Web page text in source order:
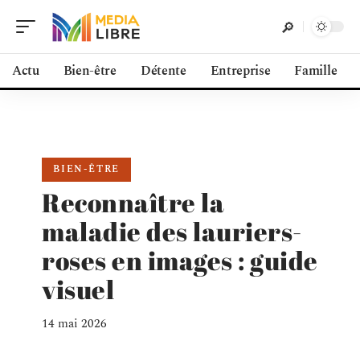
Actu Bien-être Détente Entreprise Famille
BIEN-ÊTRE
Reconnaître la
maladie des lauriers-
roses en images : guide
visuel
14 mai 2026